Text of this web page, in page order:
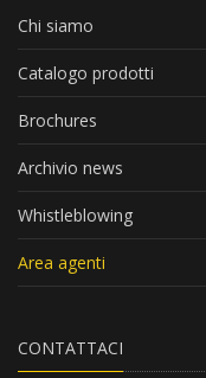
Chi siamo
Catalogo prodotti
Brochures
Archivio news
Whistleblowing
Area agenti
CONTATTACI